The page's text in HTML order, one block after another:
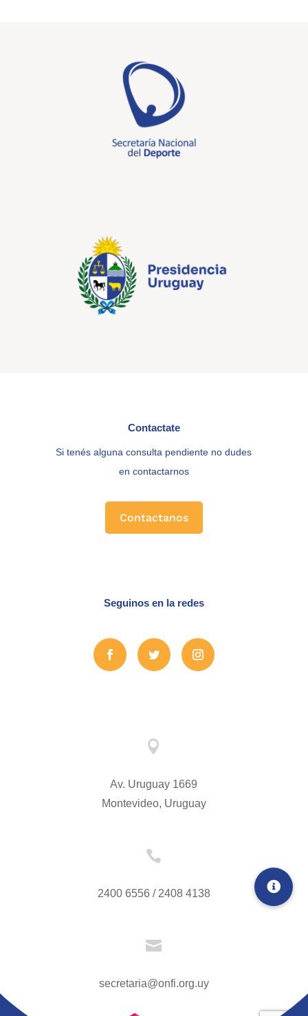
Contactate
Si tenés alguna consulta pendiente no dudes
en contactarnos
Contactanos
Seguinos en la redes

Av. Uruguay 1669
Montevideo, Uruguay

2400 6556 / 2408 4138

secretaria@onfi.org.uy